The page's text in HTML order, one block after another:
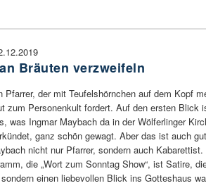
Bräuten verzweifeln
Pfarrer, der mit Teufelshörnchen auf dem Kopf
zum Personenkult fordert. Auf den ersten Blick
was Ingmar Maybach da in der Wölferlinger
ganz schön gewagt. Aber das ist auch gut
nicht nur Pfarrer, sondern auch Kabarettist.
die „Wort zum Sonntag Show“, ist Satire,
einen liebevollen Blick ins Gotteshaus